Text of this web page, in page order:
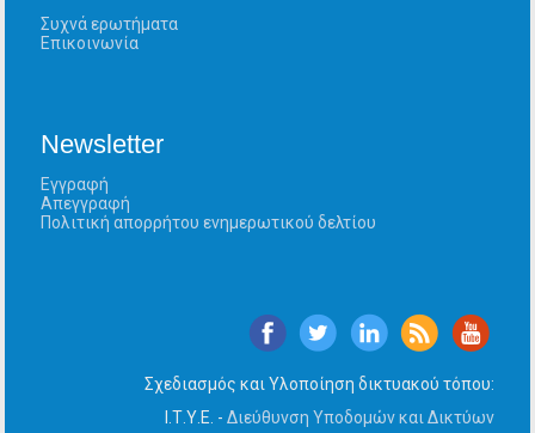
Συχνά ερωτήματα
Επικοινωνία
Newsletter
Εγγραφή
Απεγγραφή
Πολιτική απορρήτου ενημερωτικού δελτίου
Σχεδιασμός και Υλοποίηση δικτυακού τόπου:
Ι.Τ.Υ.Ε. - Διεύθυνση Υποδομών και Δικτύων